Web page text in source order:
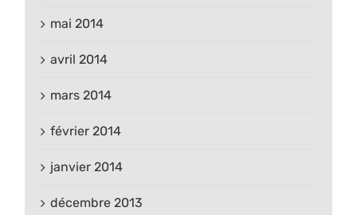
mai 2014
avril 2014
mars 2014
février 2014
janvier 2014
décembre 2013